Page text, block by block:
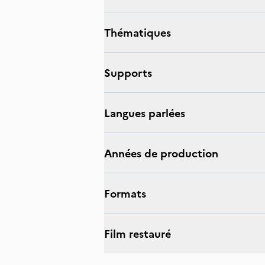
thématiques
supports
langues parlées
Années de production
Formats
Film restauré